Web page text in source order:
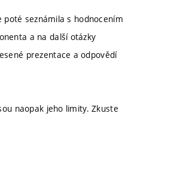
seznámila s hodnocením
a na další otázky
prezentace a odpovědí
naopak jeho limity. Zkuste